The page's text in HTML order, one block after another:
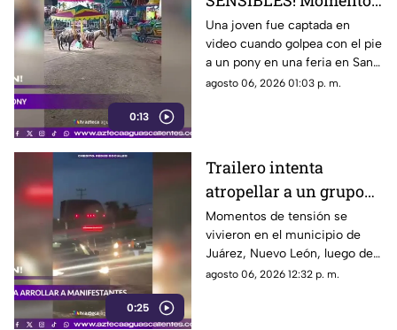
0:13
en el que mujer golpea
a un pony durante una
feria
Una joven fue captada en
video cuando golpea con el pie
a un pony en una feria en San
Luis Potosí; el hecho ha
agosto 06, 2026 01:03 p. m.
0:25
Trailero intenta
atropellar a un grupo
de personas y choca
varios vehículos
Momentos de tensión se
vivieron en el municipio de
Juárez, Nuevo León, luego de
que un trailero presuntamente
agosto 06, 2026 12:32 p. m.